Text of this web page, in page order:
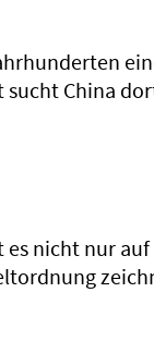
sucht China
es nicht nur auf